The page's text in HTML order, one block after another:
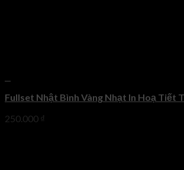
Fullset Nhật Bình Vàng Nhạt In Hoạ Tiết
250.000 ₫